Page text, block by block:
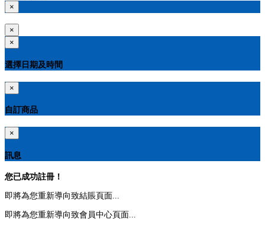
×
×
×
選擇日期及時間
×
自訂商品
×
訊息
您已成功註冊！
即將為您重新導向致結賬頁面...
即將為您重新導向致會員中心頁面...